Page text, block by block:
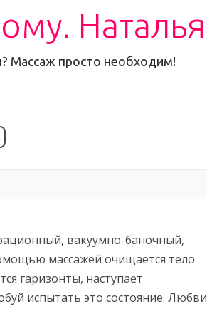
Наталья
Массаж просто необходим!
вакуумно-баночный,
массажей очищается тело
гаризонты, наступает
испытать это состояние. Любви